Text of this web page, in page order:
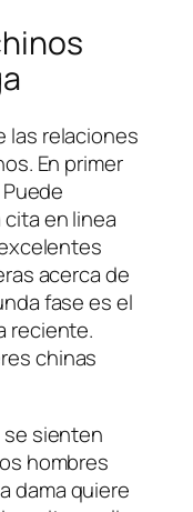
las relaciones
En primer
en linea
acerca de
fase es el
reciente.
chinas
se sienten
hombres
dama quiere